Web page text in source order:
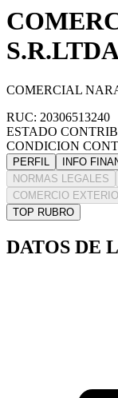
COMERCIAL
RUC: 20306513240
ESTADO
CONDICION
PERFIL INFO
NORMAS LEGALES
COMERCIO
TOP RUBRO
DATOS DE